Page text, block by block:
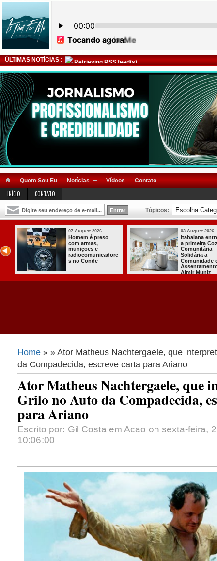
ÚLTIMAS NOTÍCIAS : Retrieving RSS feed(s)
Quem Sou Eu Notícias Vídeos Contato
INÍCIO CONTATO
Tópicos:
03 August 2026
Itabaiana entregou
a primeira Cozinha
Comunitária
Solidária a
Comunidade do
Assentamento
Almir Muniz
03 August 2026
Secretaria de
Agricultura de
Itabaiana recebeu
da Sedap-PB cerca
de 30 mil alevinos
para nossas
comunidades rurais
Home » » Ator Matheus Nachtergaele, que
da Compadecida, escreve carta para Ariano
Ator Matheus Nachtergaele, que
Grilo no Auto da Compadecida,
para Ariano
Escrito por: Gil Costa em Acao on sexta-feira,
10:06:00